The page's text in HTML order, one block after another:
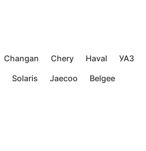
Changan Chery Haval УАЗ
Solaris Jaecoo Belgee